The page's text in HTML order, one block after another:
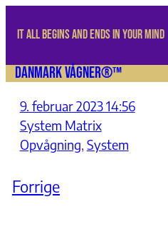
IT ALL BEGINS AND ENDS IN YOUR MIND
Danmark Vågner®™
9. februar 2023 14:56
System Matrix
Opvågning, System
Forrige